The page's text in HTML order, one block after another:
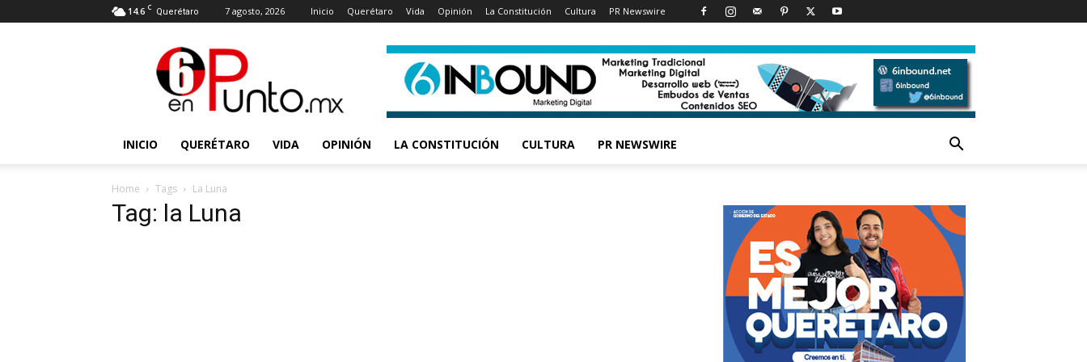
14.6 C Querétaro 7 agosto, 2026 Inicio Querétaro Vida Opinión La Constitución Cultura PR Newswire
punto
INICIO QUERÉTARO VIDA OPINIÓN LA CONSTITUCIÓN CULTURA PR NEWSWIRE
Home Tags La Luna
Tag: la Luna